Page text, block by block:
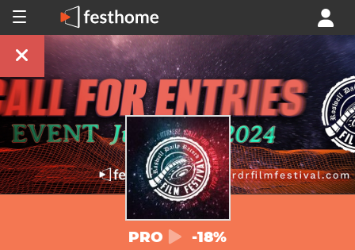
PRO -18%